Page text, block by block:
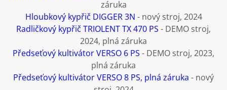
záruka
Hloubkový kypřič DIGGER 3N - nový stroj, 2024
Radličkový kypřič TRIOLENT TX 470 PS - DEMO stroj,
2024, plná záruka
Předseťový kultivátor VERSO 6 PS - DEMO stroj, 2023,
plná záruka
Předseťový kultivátor VERSO 8 PS, plná záruka - nový